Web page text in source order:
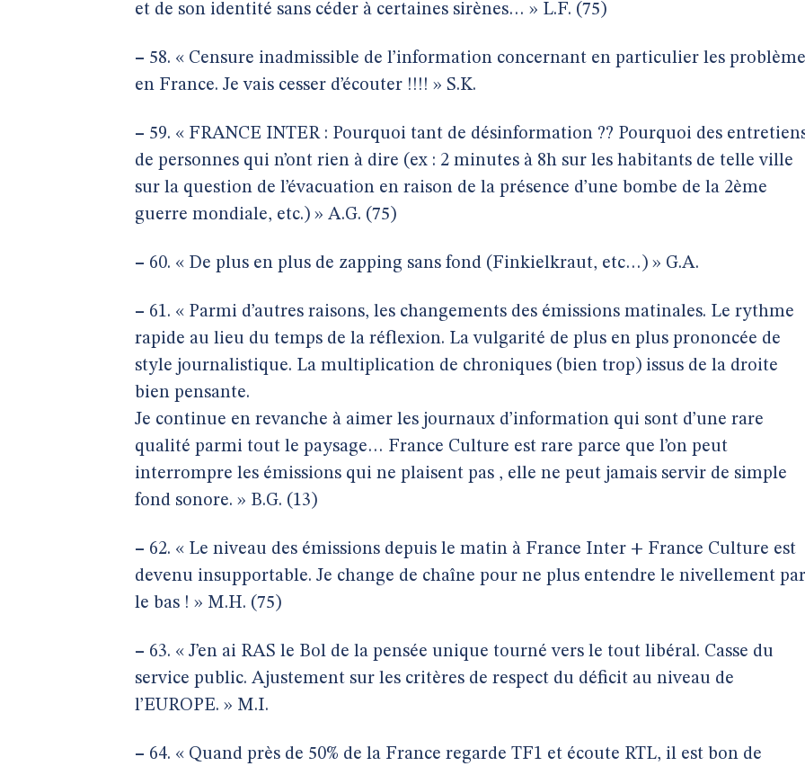
et de son identité sans céder à certaines sirènes… » L.F. (75)
– 58. « Censure inadmissible de l’information concernant en particulier les
en France. Je vais cesser d’écouter !!!! » S.K.
– 59. « FRANCE INTER : Pourquoi tant de désinformation ?? Pourquoi des
de personnes qui n’ont rien à dire (ex : 2 minutes à 8h sur les habitants de telle ville
sur la question de l’évacuation en raison de la présence d’une bombe de la 2ème
guerre mondiale, etc.) » A.G. (75)
– 60. « De plus en plus de zapping sans fond (Finkielkraut, etc…) » G.A.
– 61. « Parmi d’autres raisons, les changements des émissions matinales. Le rythme
rapide au lieu du temps de la réflexion. La vulgarité de plus en plus prononcée de
style journalistique. La multiplication de chroniques (bien trop) issus de la droite
bien pensante.
Je continue en revanche à aimer les journaux d’information qui sont d’une rare
qualité parmi tout le paysage… France Culture est rare parce que l’on peut
interrompre les émissions qui ne plaisent pas , elle ne peut jamais servir de simple
fond sonore. » B.G. (13)
– 62. « Le niveau des émissions depuis le matin à France Inter + France Culture est
devenu insupportable. Je change de chaîne pour ne plus entendre le nivellement par
le bas ! » M.H. (75)
– 63. « J’en ai RAS le Bol de la pensée unique tourné vers le tout libéral. Casse du
service public. Ajustement sur les critères de respect du déficit au niveau de
l’EUROPE. » M.I.
– 64. « Quand près de 50% de la France regarde TF1 et écoute RTL, il est bon de